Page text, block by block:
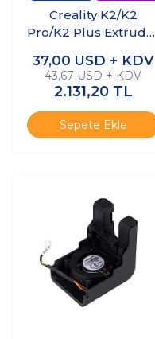
Creality K2/K2
Pro/K2 Plus Extruder
37,00 USD + KDV
43,67 USD + KDV
2.131,20 TL
Sepete Ekle